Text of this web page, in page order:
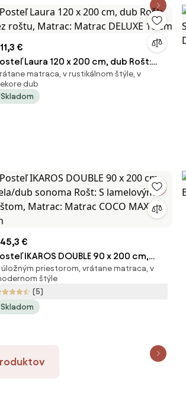
€
Laura 120 x 200 cm, dub Rošt:
roštu, Matrac: Matrac DELUXE 10
matraca, v rustikálnom štýle, v
dub
Skladom
€
IKAROS DOUBLE 90 x 200 cm,
dub sonoma Rošt: S lamelovým
Matrac: Matrac COCO MAXI
cm
úložným priestorom, vrátane matraca, v
štýle
(5)
Skladom